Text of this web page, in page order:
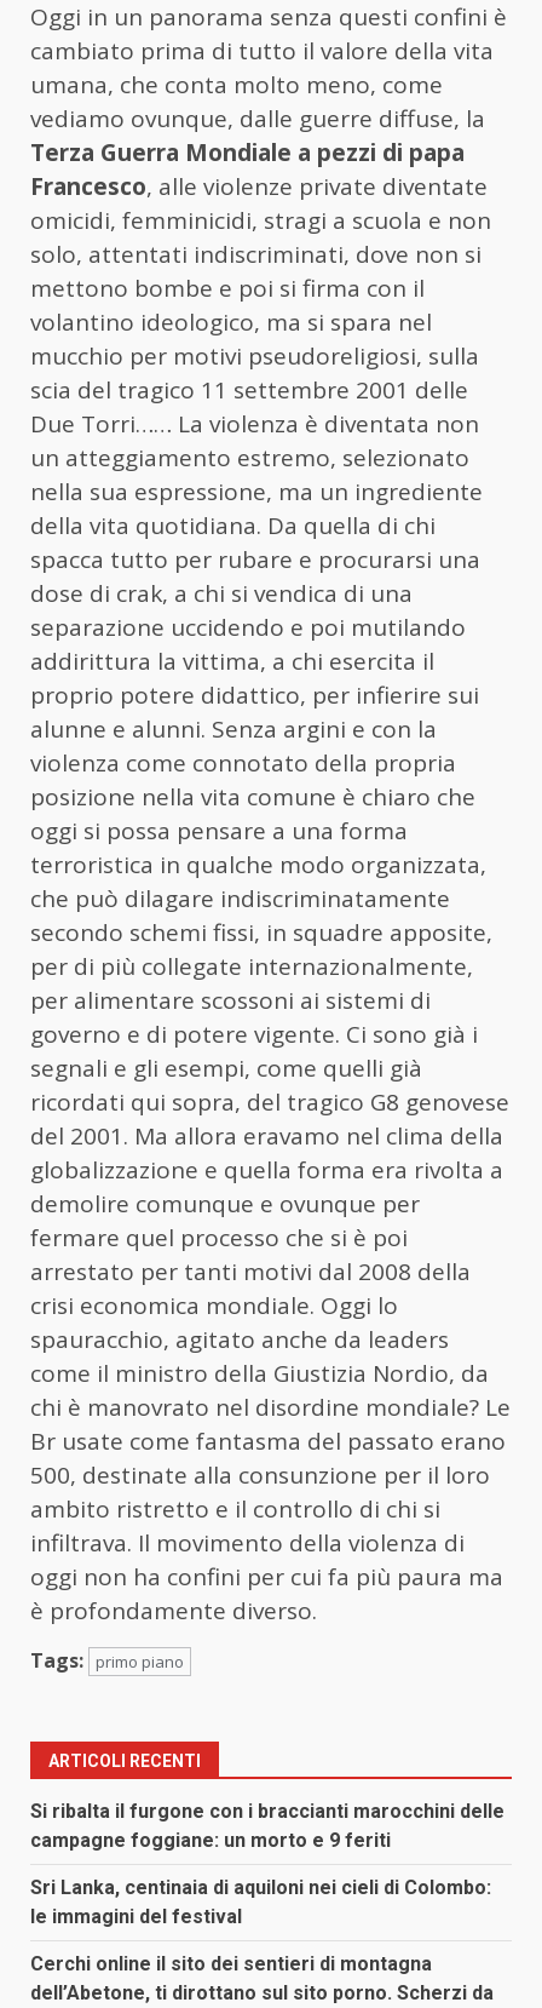
Oggi in un panorama senza questi confini è
cambiato prima di tutto il valore della vita
umana, che conta molto meno, come
vediamo ovunque, dalle guerre diffuse, la
Terza Guerra Mondiale a pezzi di papa
Francesco, alle violenze private diventate
omicidi, femminicidi, stragi a scuola e non
solo, attentati indiscriminati, dove non si
mettono bombe e poi si firma con il
volantino ideologico, ma si spara nel
mucchio per motivi pseudoreligiosi, sulla
scia del tragico 11 settembre 2001 delle
Due Torri…… La violenza è diventata non
un atteggiamento estremo, selezionato
nella sua espressione, ma un ingrediente
della vita quotidiana. Da quella di chi
spacca tutto per rubare e procurarsi una
dose di crak, a chi si vendica di una
separazione uccidendo e poi mutilando
addirittura la vittima, a chi esercita il
proprio potere didattico, per infierire sui
alunne e alunni. Senza argini e con la
violenza come connotato della propria
posizione nella vita comune è chiaro che
oggi si possa pensare a una forma
terroristica in qualche modo organizzata,
che può dilagare indiscriminatamente
secondo schemi fissi, in squadre apposite,
per di più collegate internazionalmente,
per alimentare scossoni ai sistemi di
governo e di potere vigente. Ci sono già i
segnali e gli esempi, come quelli già
ricordati qui sopra, del tragico G8 genovese
del 2001. Ma allora eravamo nel clima della
globalizzazione e quella forma era rivolta a
demolire comunque e ovunque per
fermare quel processo che si è poi
arrestato per tanti motivi dal 2008 della
crisi economica mondiale. Oggi lo
spauracchio, agitato anche da leaders
come il ministro della Giustizia Nordio, da
chi è manovrato nel disordine mondiale? Le
Br usate come fantasma del passato erano
500, destinate alla consunzione per il loro
ambito ristretto e il controllo di chi si
infiltrava. Il movimento della violenza di
oggi non ha confini per cui fa più paura ma
è profondamente diverso.
Tags: primo piano
ARTICOLI RECENTI
Si ribalta il furgone con i braccianti marocchini delle
campagne foggiane: un morto e 9 feriti
Sri Lanka, centinaia di aquiloni nei cieli di Colombo:
le immagini del festival
Cerchi online il sito dei sentieri di montagna
dell’Abetone, ti dirottano sul sito porno. Scherzi da